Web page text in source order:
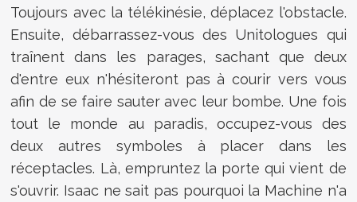
Toujours avec la télékinésie, déplacez l'obstacle.
Ensuite, débarrassez-vous des Unitologues qui
traînent dans les parages, sachant que deux
d'entre eux n'hésiteront pas à courir vers vous
afin de se faire sauter avec leur bombe. Une fois
tout le monde au paradis, occupez-vous des
deux autres symboles à placer dans les
réceptacles. Là, empruntez la porte qui vient de
s'ouvrir. Isaac ne sait pas pourquoi la Machine n'a